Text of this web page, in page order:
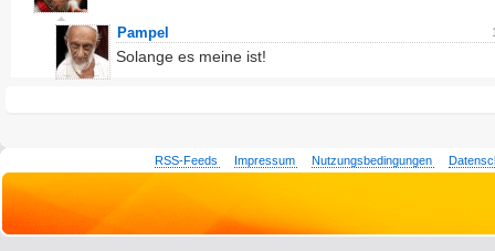
Pampel
Solange es meine ist!
RSS-Feeds Impressum Nutzungsbedingungen